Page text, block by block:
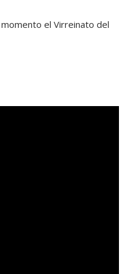
el Virreinato del